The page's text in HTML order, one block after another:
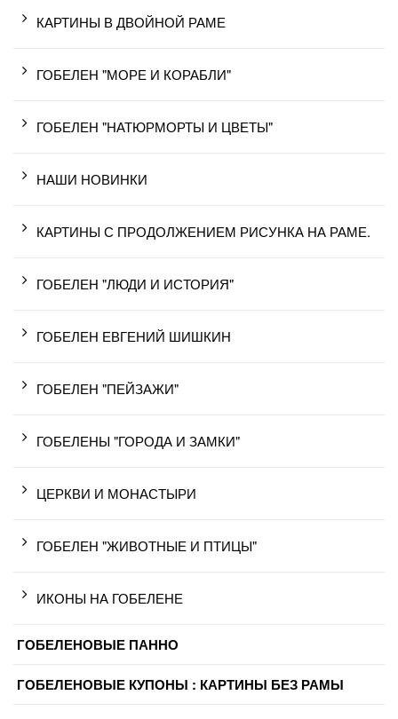
КАРТИНЫ В ДВОЙНОЙ РАМЕ
ГОБЕЛЕН "МОРЕ И КОРАБЛИ"
ГОБЕЛЕН "НАТЮРМОРТЫ И ЦВЕТЫ"
НАШИ НОВИНКИ
КАРТИНЫ С ПРОДОЛЖЕНИЕМ РИСУНКА НА РАМЕ.
ГОБЕЛЕН "ЛЮДИ И ИСТОРИЯ"
ГОБЕЛЕН ЕВГЕНИЙ ШИШКИН
ГОБЕЛЕН "ПЕЙЗАЖИ"
ГОБЕЛЕНЫ "ГОРОДА И ЗАМКИ"
ЦЕРКВИ И МОНАСТЫРИ
ГОБЕЛЕН "ЖИВОТНЫЕ И ПТИЦЫ"
ИКОНЫ НА ГОБЕЛЕНЕ
ГОБЕЛЕНОВЫЕ ПАННО
ГОБЕЛЕНОВЫЕ КУПОНЫ : КАРТИНЫ БЕЗ РАМЫ